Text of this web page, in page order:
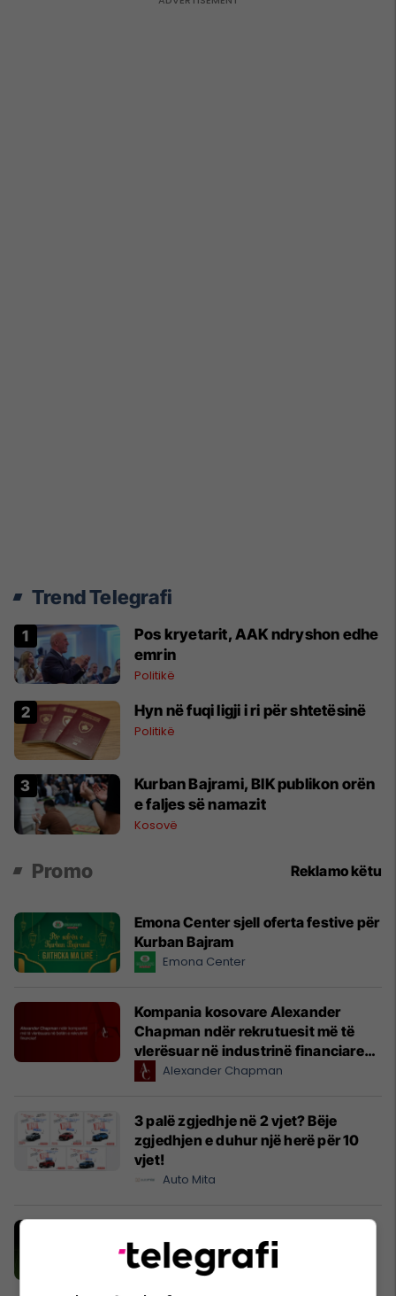
Trend Telegrafi
Pos kryetarit, AAK ndryshon edhe
emrin
Politikë
Hyn në fuqi ligji i ri për shtetësinë
Politikë
Kurban Bajrami, BIK publikon orën
e faljes së namazit
Kosovë
Promo Reklamo këtu
Emona Center sjell oferta festive për
Kurban Bajram
Emona Center
Kompania kosovare Alexander
Chapman ndër rekrutuesit më të
vlerësuar në industrinë financiare
globaleAlexander Chapman
3 palë zgjedhje në 2 vjet? Bëje
zgjedhjen e duhur një herë për 10
vjet!
Auto Mita
biznesi? Shikoni ofertat e javës në
Telegrafi Real Estate